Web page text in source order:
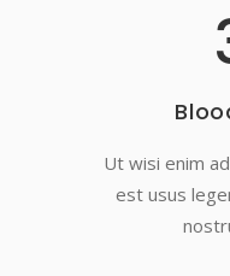
Ut wisi enim
est usus